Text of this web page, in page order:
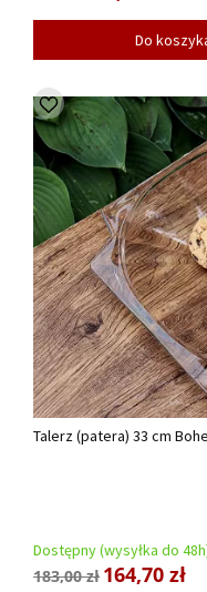
Do
Talerz (patera) 33 cm
Dostępny (wysyłka do
183,00 zł 164,70 zł